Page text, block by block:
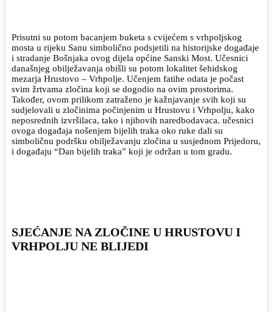
Prisutni su potom bacanjem buketa s cvijećem s vrhpoljskog
mosta u rijeku Sanu simbolično podsjetili na historijske događaje
i stradanje Bošnjaka ovog dijela općine Sanski Most. Učesnici
današnjeg obilježavanja obišli su potom lokalitet šehidskog
mezarja Hrustovo – Vrhpolje. Učenjem fatihe odata je počast
svim žrtvama zločina koji se dogodio na ovim prostorima.
Također, ovom prilikom zatraženo je kažnjavanje svih koji su
sudjelovali u zločinima počinjenim u Hrustovu i Vrhpolju, kako
neposrednih izvršilaca, tako i njihovih naredbodavaca. učesnici
ovoga događaja nošenjem bijelih traka oko ruke dali su
simboličnu podršku obilježavanju zločina u susjednom Prijedoru,
i događaju “Dan bijelih traka” koji je održan u tom gradu.
SJEĆANJE NA ZLOČINE U HRUSTOVU I
VRHPOLJU NE BLIJEDI